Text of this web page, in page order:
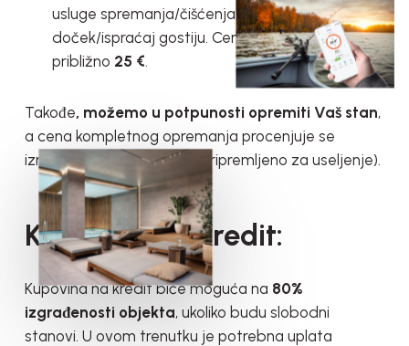
usluge spremanja/čišćenja stana, kao i
doček/ispraćaj gostiju. Cena ove usluge biće
približno 25 €.
Takođe, možemo u potpunosti opremiti Vaš stan,
a cena kompletnog opremanja procenjuje se
između
12.000-14.000 € (pripremljeno za useljenje).
Kupovina na Kredit:
Kupovina na kredit biće moguća na 80%
izgrađenosti objekta, ukoliko budu slobodni
stanovi. U ovom trenutku je potrebna uplata